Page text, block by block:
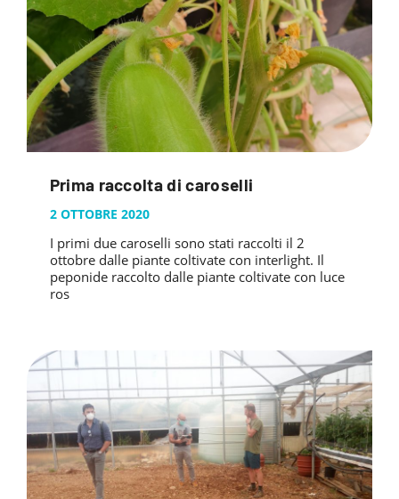
Prima raccolta di caroselli
2 OTTOBRE 2020
I primi due caroselli sono stati raccolti il 2
ottobre dalle piante coltivate con interlight. Il
peponide raccolto dalle piante coltivate con luce
ros